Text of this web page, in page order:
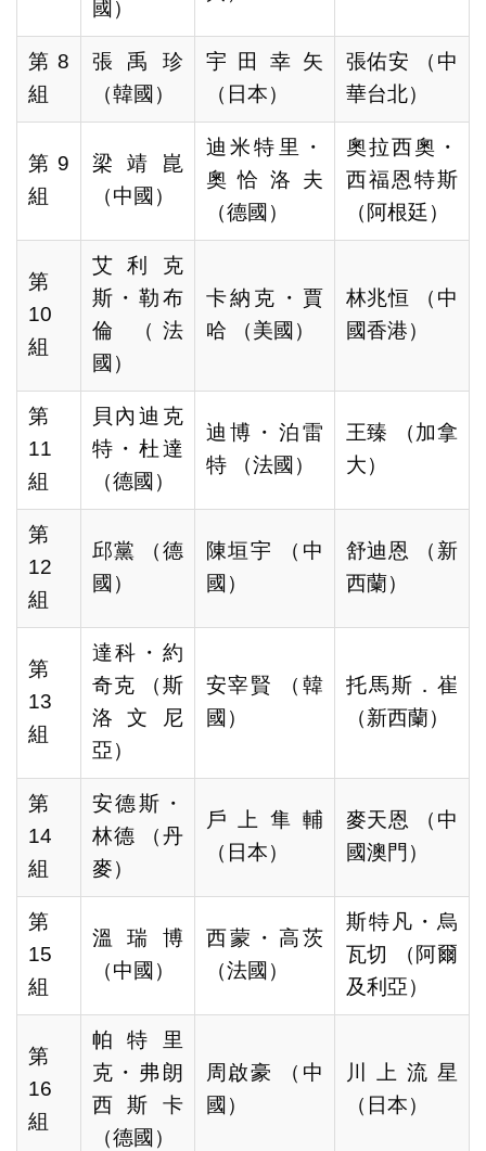
國）
第8
組
張禹珍
（韓國）
宇田幸矢
（日本）
張佑安 （中
華台北）
第9
組
梁靖崑
（中國）
迪米特里・
奧恰洛夫
（德國）
奧拉西奧・
西福恩特斯
（阿根廷）
第
10
組
艾利克
斯・勒布
倫 （法
國）
卡納克・賈
哈 （美國）
林兆恒 （中
國香港）
第
11
組
貝內迪克
特・杜達
（德國）
迪博・泊雷
特 （法國）
王臻 （加拿
大）
第
12
組
邱黨 （德
國）
陳垣宇 （中
國）
舒迪恩 （新
西蘭）
第
13
組
達科・約
奇克 （斯
洛文尼
亞）
安宰賢 （韓
國）
托馬斯．崔
（新西蘭）
第
14
組
安德斯・
林德 （丹
麥）
戶上隼輔
（日本）
麥天恩 （中
國澳門）
第
15
組
溫瑞博
（中國）
西蒙・高茨
（法國）
斯特凡・烏
瓦切 （阿爾
及利亞）
第
16
組
帕特里
克・弗朗
西斯卡
（德國）
周啟豪 （中
國）
川上流星
（日本）